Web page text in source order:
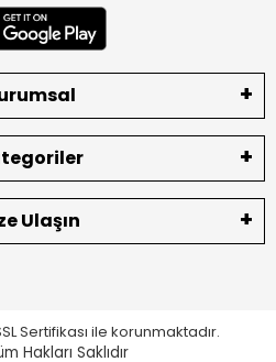
Ulaşın
Sertifikası ile korunmaktadır.
Hakları Saklıdır